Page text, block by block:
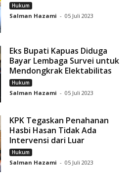
Hukum
Salman Hazami - 05 Juli 2023
Eks Bupati Kapuas Diduga
Bayar Lembaga Survei untuk
Mendongkrak Elektabilitas
Hukum
Salman Hazami - 05 Juli 2023
KPK Tegaskan Penahanan
Hasbi Hasan Tidak Ada
Intervensi dari Luar
Hukum
Salman Hazami - 05 Juli 2023